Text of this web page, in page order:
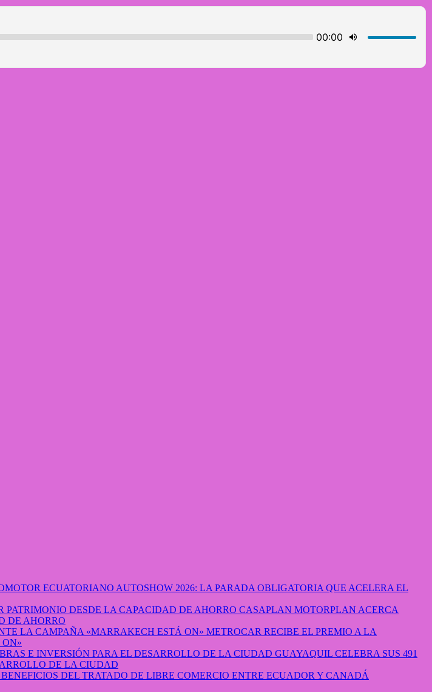
AUTOSHOW 2026: LA PARADA OBLIGATORIA QUE ACELERA EL
CASAPLAN MOTORPLAN ACERCA
DE AHORRO
METROCAR RECIBE EL PREMIO A LA
GUAYAQUIL CELEBRA SUS 491
DE LA CIUDAD
BENEFICIOS DEL TRATADO DE LIBRE COMERCIO ENTRE ECUADOR Y CANADÁ